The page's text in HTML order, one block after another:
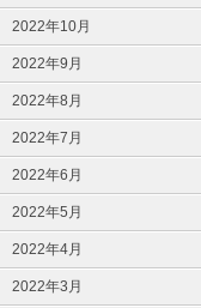
2022年10月
2022年9月
2022年8月
2022年7月
2022年6月
2022年5月
2022年4月
2022年3月